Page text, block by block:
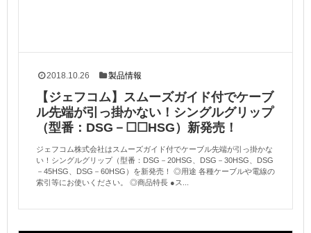
2018.10.26 製品情報
【ジェフコム】スムーズガイド付でケーブ
ル先端が引っ掛かない！シングルグリップ
（型番：DSG－☐☐HSG）新発売！
ジェフコム株式会社はスムーズガイド付でケーブル先端が引っ掛かな
い！シングルグリップ（型番：DSG－20HSG、DSG－30HSG、DSG
－45HSG、DSG－60HSG）を新発売！ ◎用途 各種ケーブルや電線の
索引等にお使いください。 ◎商品特長 ●ス...